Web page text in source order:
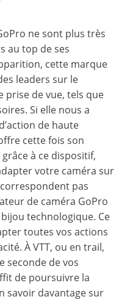
ne sont plus très
au top de ses
cette marque
leaders sur le
prise de vue, tels que
Si elle nous a
de haute
cette fois son
à ce dispositif,
votre caméra sur
pas
de caméra GoPro
technologique. Ce
toutes vos actions
À VTT, ou en trail,
seconde de vos
de poursuivre la
savoir davantage sur